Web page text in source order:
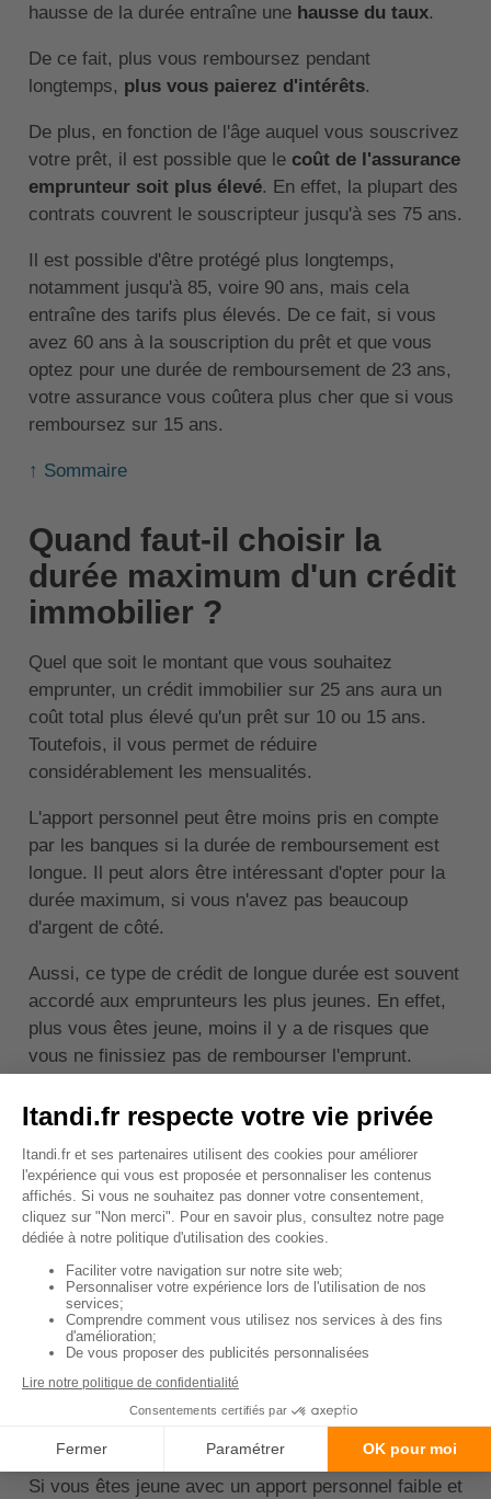
hausse de la durée entraîne une hausse du taux.
De ce fait, plus vous remboursez pendant
longtemps, plus vous paierez d'intérêts.
De plus, en fonction de l'âge auquel vous souscrivez
votre prêt, il est possible que le coût de l'assurance
emprunteur soit plus élevé. En effet, la plupart des
contrats couvrent le souscripteur jusqu'à ses 75 ans.
Il est possible d'être protégé plus longtemps,
notamment jusqu'à 85, voire 90 ans, mais cela
entraîne des tarifs plus élevés. De ce fait, si vous
avez 60 ans à la souscription du prêt et que vous
optez pour une durée de remboursement de 23 ans,
votre assurance vous coûtera plus cher que si vous
remboursez sur 15 ans.
↑ Sommaire
Quand faut-il choisir la
durée maximum d'un crédit
immobilier ?
Quel que soit le montant que vous souhaitez
emprunter, un crédit immobilier sur 25 ans aura un
coût total plus élevé qu'un prêt sur 10 ou 15 ans.
Toutefois, il vous permet de réduire
considérablement les mensualités.
L'apport personnel peut être moins pris en compte
par les banques si la durée de remboursement est
longue. Il peut alors être intéressant d'opter pour la
durée maximum, si vous n'avez pas beaucoup
d'argent de côté.
Aussi, ce type de crédit de longue durée est souvent
accordé aux emprunteurs les plus jeunes. En effet,
plus vous êtes jeune, moins il y a de risques que
vous ne finissiez pas de rembourser l'emprunt.
Vous pourriez alors, malgré votre jeune âge,
souscrire un emprunt important sans avoir des
mensualités élevées.
Regardons un exemple concret : Si vous choisissez
d'emprunter 150 000 € à rembourser sur 17 ans avec
042€.
En conservant la même mensualité, vous pouvez
emprunter 184 000 € sur 25 ans, avec un taux à 3,96
%. Certes vous payez plus d'intérêts, mais vous
pouvez emprunter une somme beaucoup plus
importante.
Si vous êtes jeune avec un apport personnel faible et